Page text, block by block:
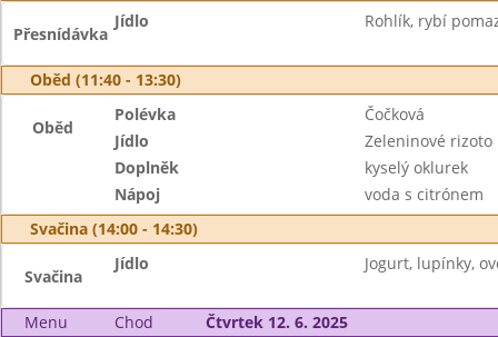
Přesnídávka
Jídlo Rohlík, rybí
Oběd (11:40 - 13:30)
Oběd
Polévka
Čočková
Jídlo
Zeleninové rizoto
Doplněk
kyselý oklurek
Nápoj
voda s citrónem
Svačina (14:00 - 14:30)
Svačina
Jídlo Jogurt, lupínky,
Menu Chod
Čtvrtek 12. 6. 2025